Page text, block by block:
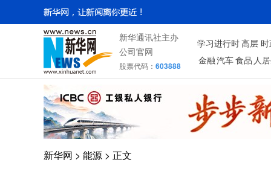
新华通讯社主办
公司官网
股票代码： 603888
学习进行时 高层
金融 汽车 食品 人
新华网 > 能源 > 正文